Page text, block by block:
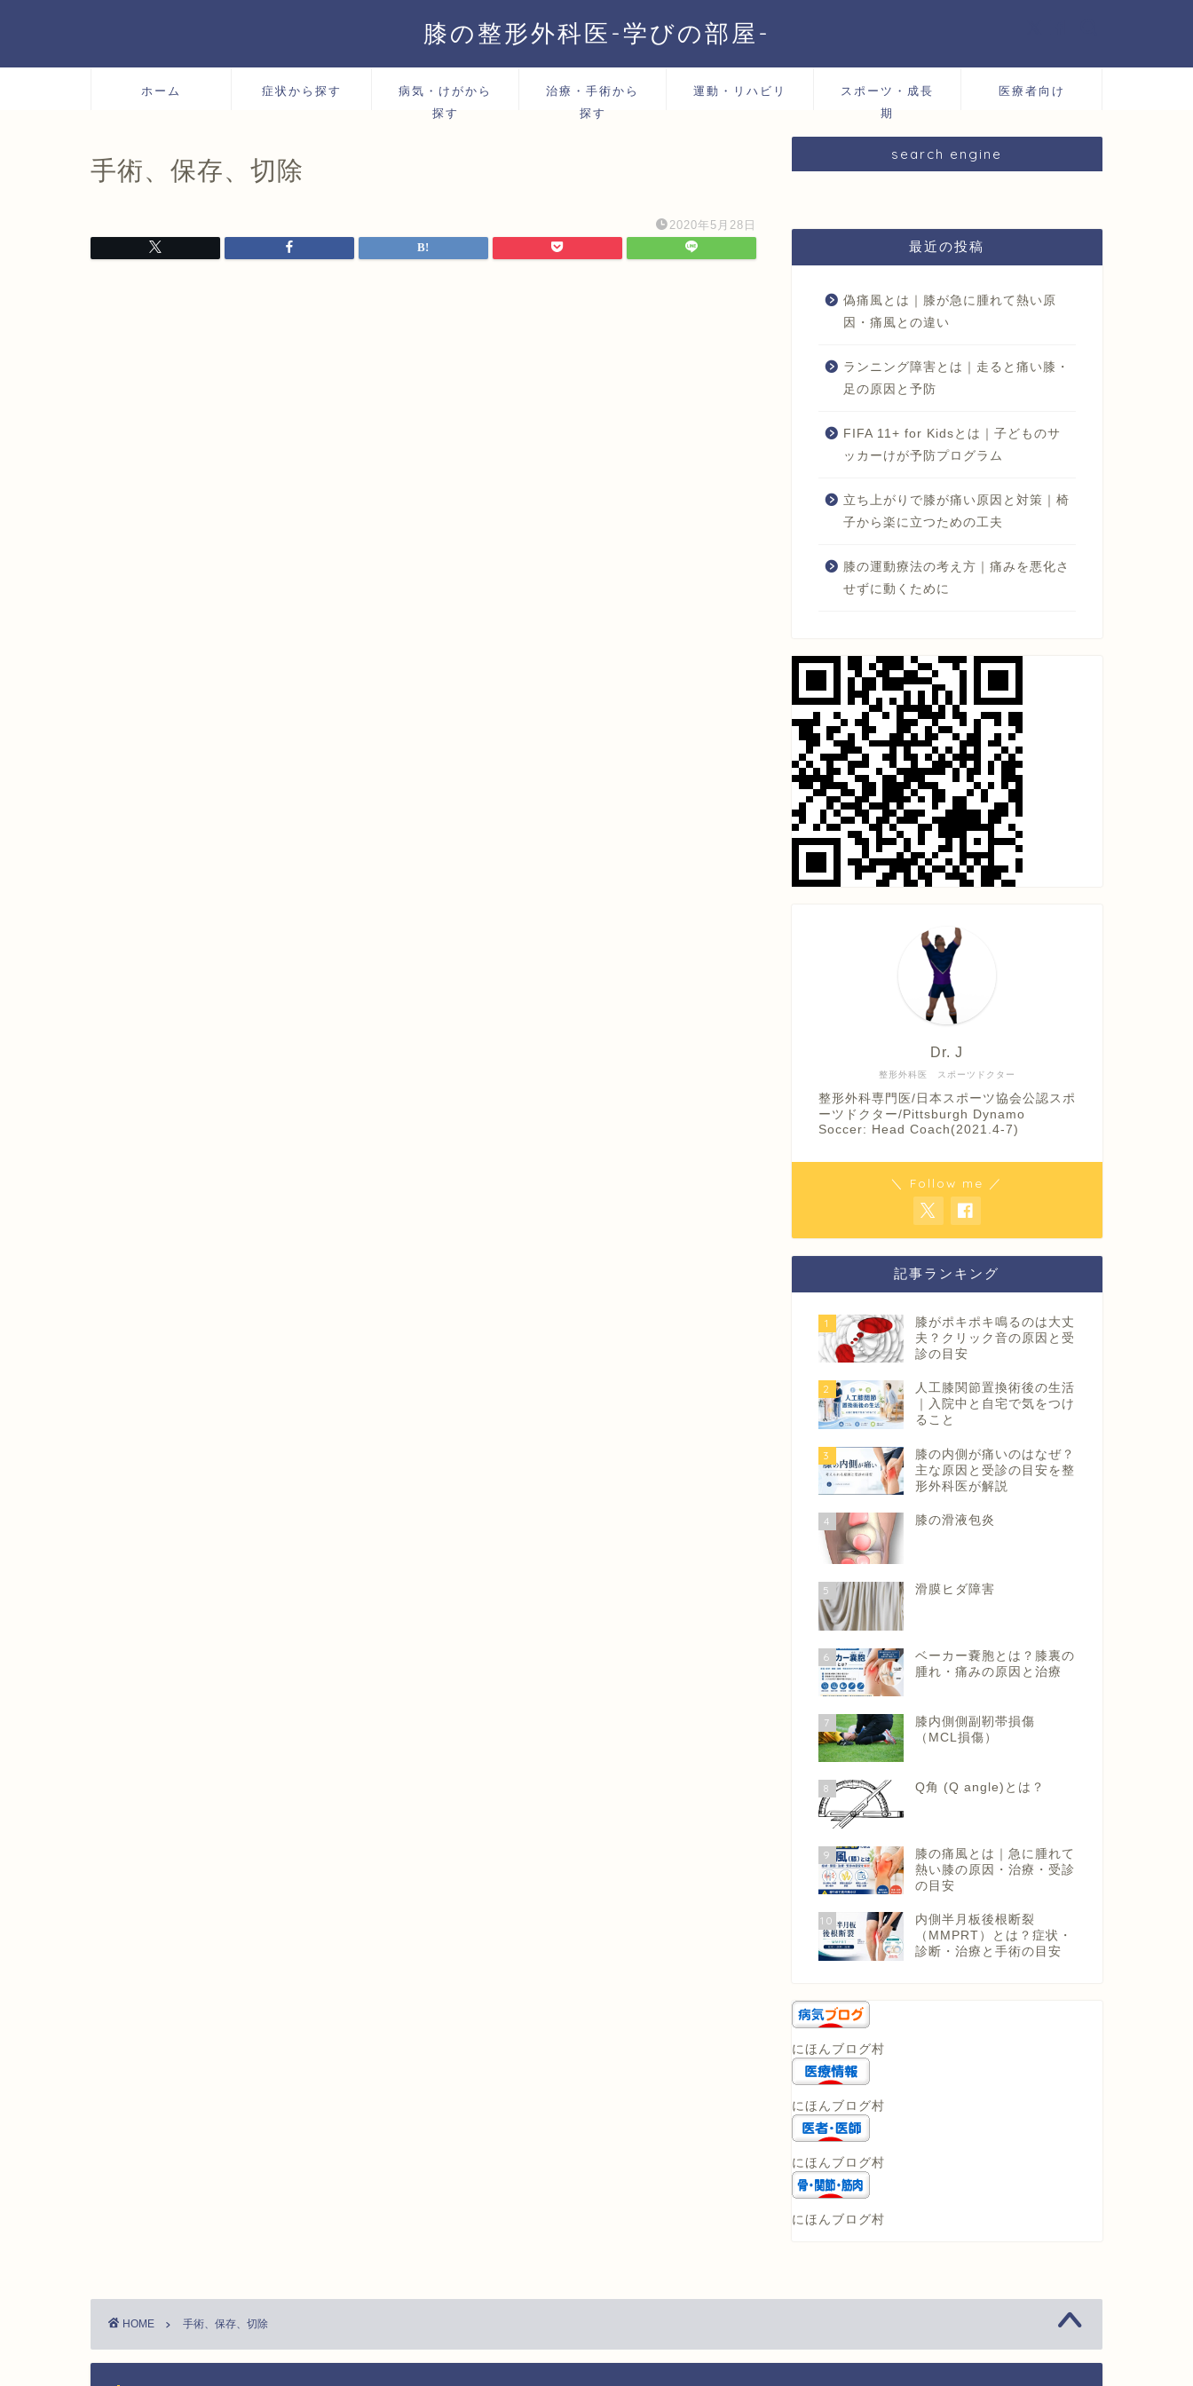
膝の整形外科医-学びの部屋-
ホーム 症状から探す
病気・けがから
探す
治療・手術から
探す
運動・リハビリ
スポーツ・成長
期
医療者向け
手術、保存、切除
2020年5月28日
search engine
最近の投稿
偽痛風とは｜膝が急に腫れて熱い原
因・痛風との違い
ランニング障害とは｜走ると痛い膝・
足の原因と予防
FIFA 11+ for Kidsとは｜子どものサ
ッカーけが予防プログラム
立ち上がりで膝が痛い原因と対策｜椅
子から楽に立つための工夫
膝の運動療法の考え方｜痛みを悪化さ
せずに動くために
整形外科医 スポーツドクター
Dr. J
整形外科専門医/日本スポーツ協会公認スポ
ーツドクター/Pittsburgh Dynamo
Soccer: Head Coach(2021.4-7)
＼ Follow me ／
記事ランキング
1
膝がポキポキ鳴るのは大丈
夫？クリック音の原因と受
診の目安
2
人工膝関節置換術後の生活
｜入院中と自宅で気をつけ
ること
3
膝の内側が痛いのはなぜ？
主な原因と受診の目安を整
形外科医が解説
4 膝の滑液包炎
5 滑膜ヒダ障害
6
ベーカー嚢胞とは？膝裏の
腫れ・痛みの原因と治療
7
膝内側側副靭帯損傷
（MCL損傷）
8 Q角 (Q angle)とは？
9
膝の痛風とは｜急に腫れて
熱い膝の原因・治療・受診
の目安
10
内側半月板後根断裂
（MMPRT）とは？症状・
診断・治療と手術の目安
にほんブログ村
にほんブログ村
にほんブログ村
にほんブログ村
HOME 手術、保存、切除